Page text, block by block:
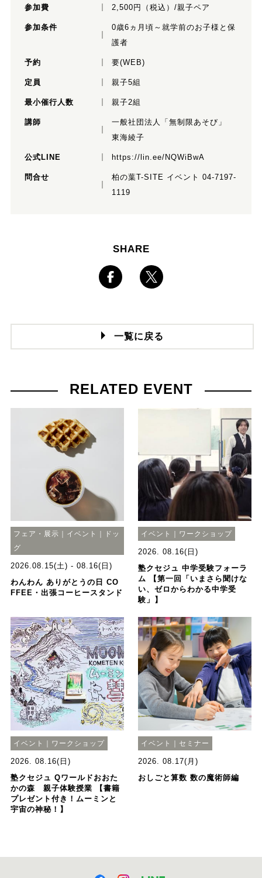
参加費 2,500円（税込）/親子ペア
参加条件
0歳6ヵ月頃～就学前のお子様と保
護者
予約 要(WEB)
定員 親子5組
最小催行人数 親子2組
講師
一般社団法人「無制限あそび」
東海綾子
公式LINE https://lin.ee/NQWiBwA
問合せ
柏の葉T-SITE イベント 04-7197-
1119
SHARE
一覧に戻る
RELATED EVENT
フェア・展示｜イベント｜ドッ
グ
2026.08.15(土) - 08.16(日)
わんわん ありがとうの日 CO
FFEE・出張コーヒースタンド
イベント｜ワークショップ
2026. 08.16(日)
塾クセジュ 中学受験フォーラ
ム 【第一回「いまさら聞けな
い、ゼロからわかる中学受
験」】
イベント｜ワークショップ
2026. 08.16(日)
塾クセジュ Qワールドおおた
かの森 親子体験授業 【書籍
プレゼント付き！ムーミンと
宇宙の神秘！】
イベント｜セミナー
2026. 08.17(月)
おしごと算数 数の魔術師編